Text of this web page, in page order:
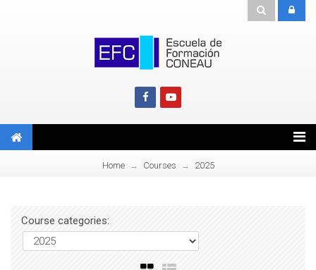
Home → Courses → 2025
Course categories: